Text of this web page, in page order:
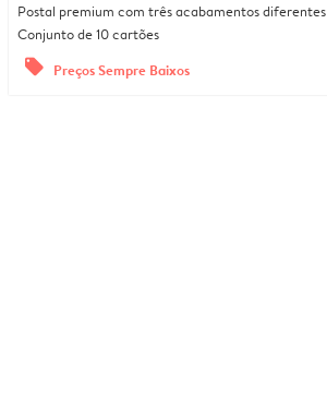
Postal premium com três acabamentos diferentes
Conjunto de 10 cartões
offers Preços Sempre Baixos